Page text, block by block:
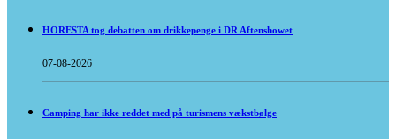
HORESTA tog debatten om drikkepenge i DR Aftenshowet
07-08-2026
Camping har ikke reddet med på turismens vækstbølge